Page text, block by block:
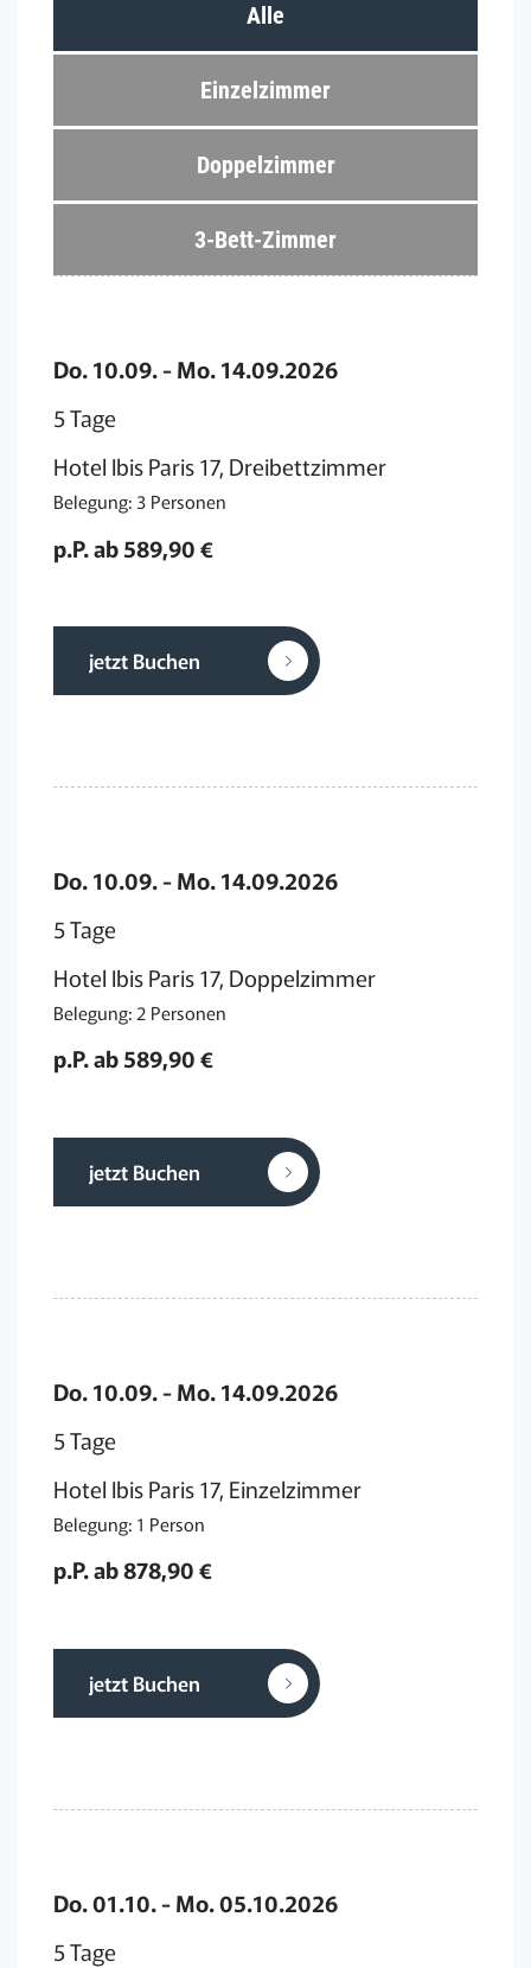
Alle
Einzelzimmer
Doppelzimmer
3-Bett-Zimmer
Do. 10.09. - Mo. 14.09.2026
5 Tage
Hotel Ibis Paris 17, Dreibettzimmer
Belegung: 3 Personen
p.P. ab 589,90 €
jetzt Buchen
Do. 10.09. - Mo. 14.09.2026
5 Tage
Hotel Ibis Paris 17, Doppelzimmer
Belegung: 2 Personen
p.P. ab 589,90 €
jetzt Buchen
Do. 10.09. - Mo. 14.09.2026
5 Tage
Hotel Ibis Paris 17, Einzelzimmer
Belegung: 1 Person
p.P. ab 878,90 €
jetzt Buchen
Do. 01.10. - Mo. 05.10.2026
5 Tage